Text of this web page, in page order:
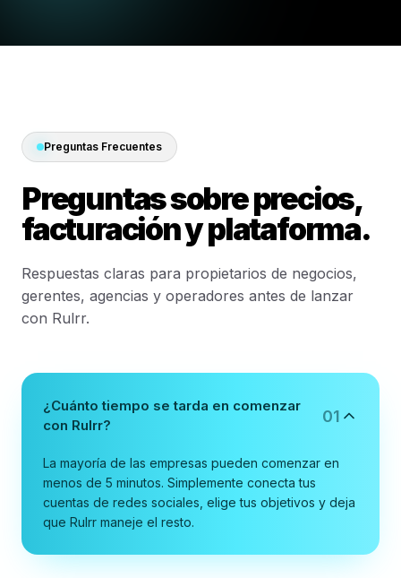
Preguntas Frecuentes
Preguntas sobre precios,
facturación y plataforma.
Respuestas claras para propietarios de negocios,
gerentes, agencias y operadores antes de lanzar
con Rulrr.
¿Cuánto tiempo se tarda en comenzar
con Rulrr?
01
La mayoría de las empresas pueden comenzar en
menos de 5 minutos. Simplemente conecta tus
cuentas de redes sociales, elige tus objetivos y deja
que Rulrr maneje el resto.